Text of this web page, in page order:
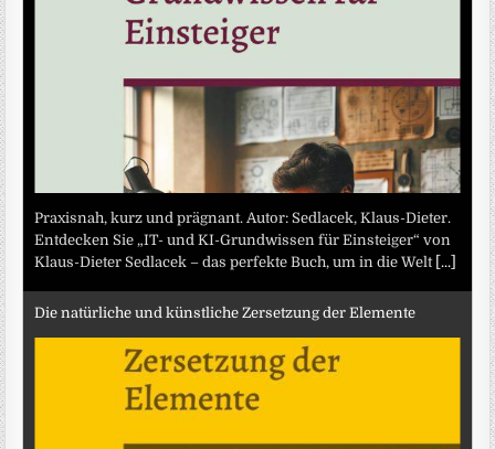
Praxisnah, kurz und prägnant. Autor: Sedlacek, Klaus-Dieter.
Entdecken Sie „IT- und KI-Grundwissen für Einsteiger“ von
Klaus-Dieter Sedlacek – das perfekte Buch, um in die Welt [...]
Die natürliche und künstliche Zersetzung der Elemente